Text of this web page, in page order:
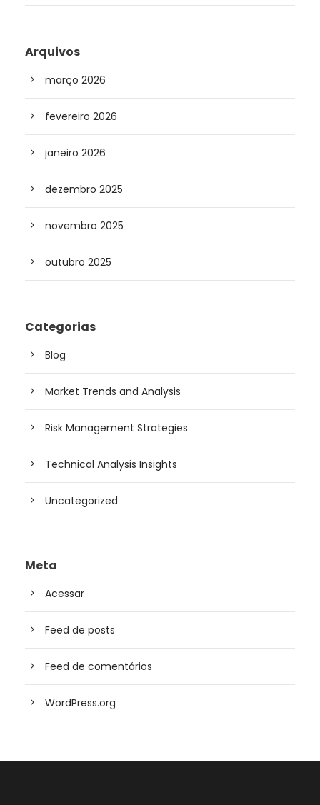
Arquivos
março 2026
fevereiro 2026
janeiro 2026
dezembro 2025
novembro 2025
outubro 2025
Categorias
Blog
Market Trends and Analysis
Risk Management Strategies
Technical Analysis Insights
Uncategorized
Meta
Acessar
Feed de posts
Feed de comentários
WordPress.org